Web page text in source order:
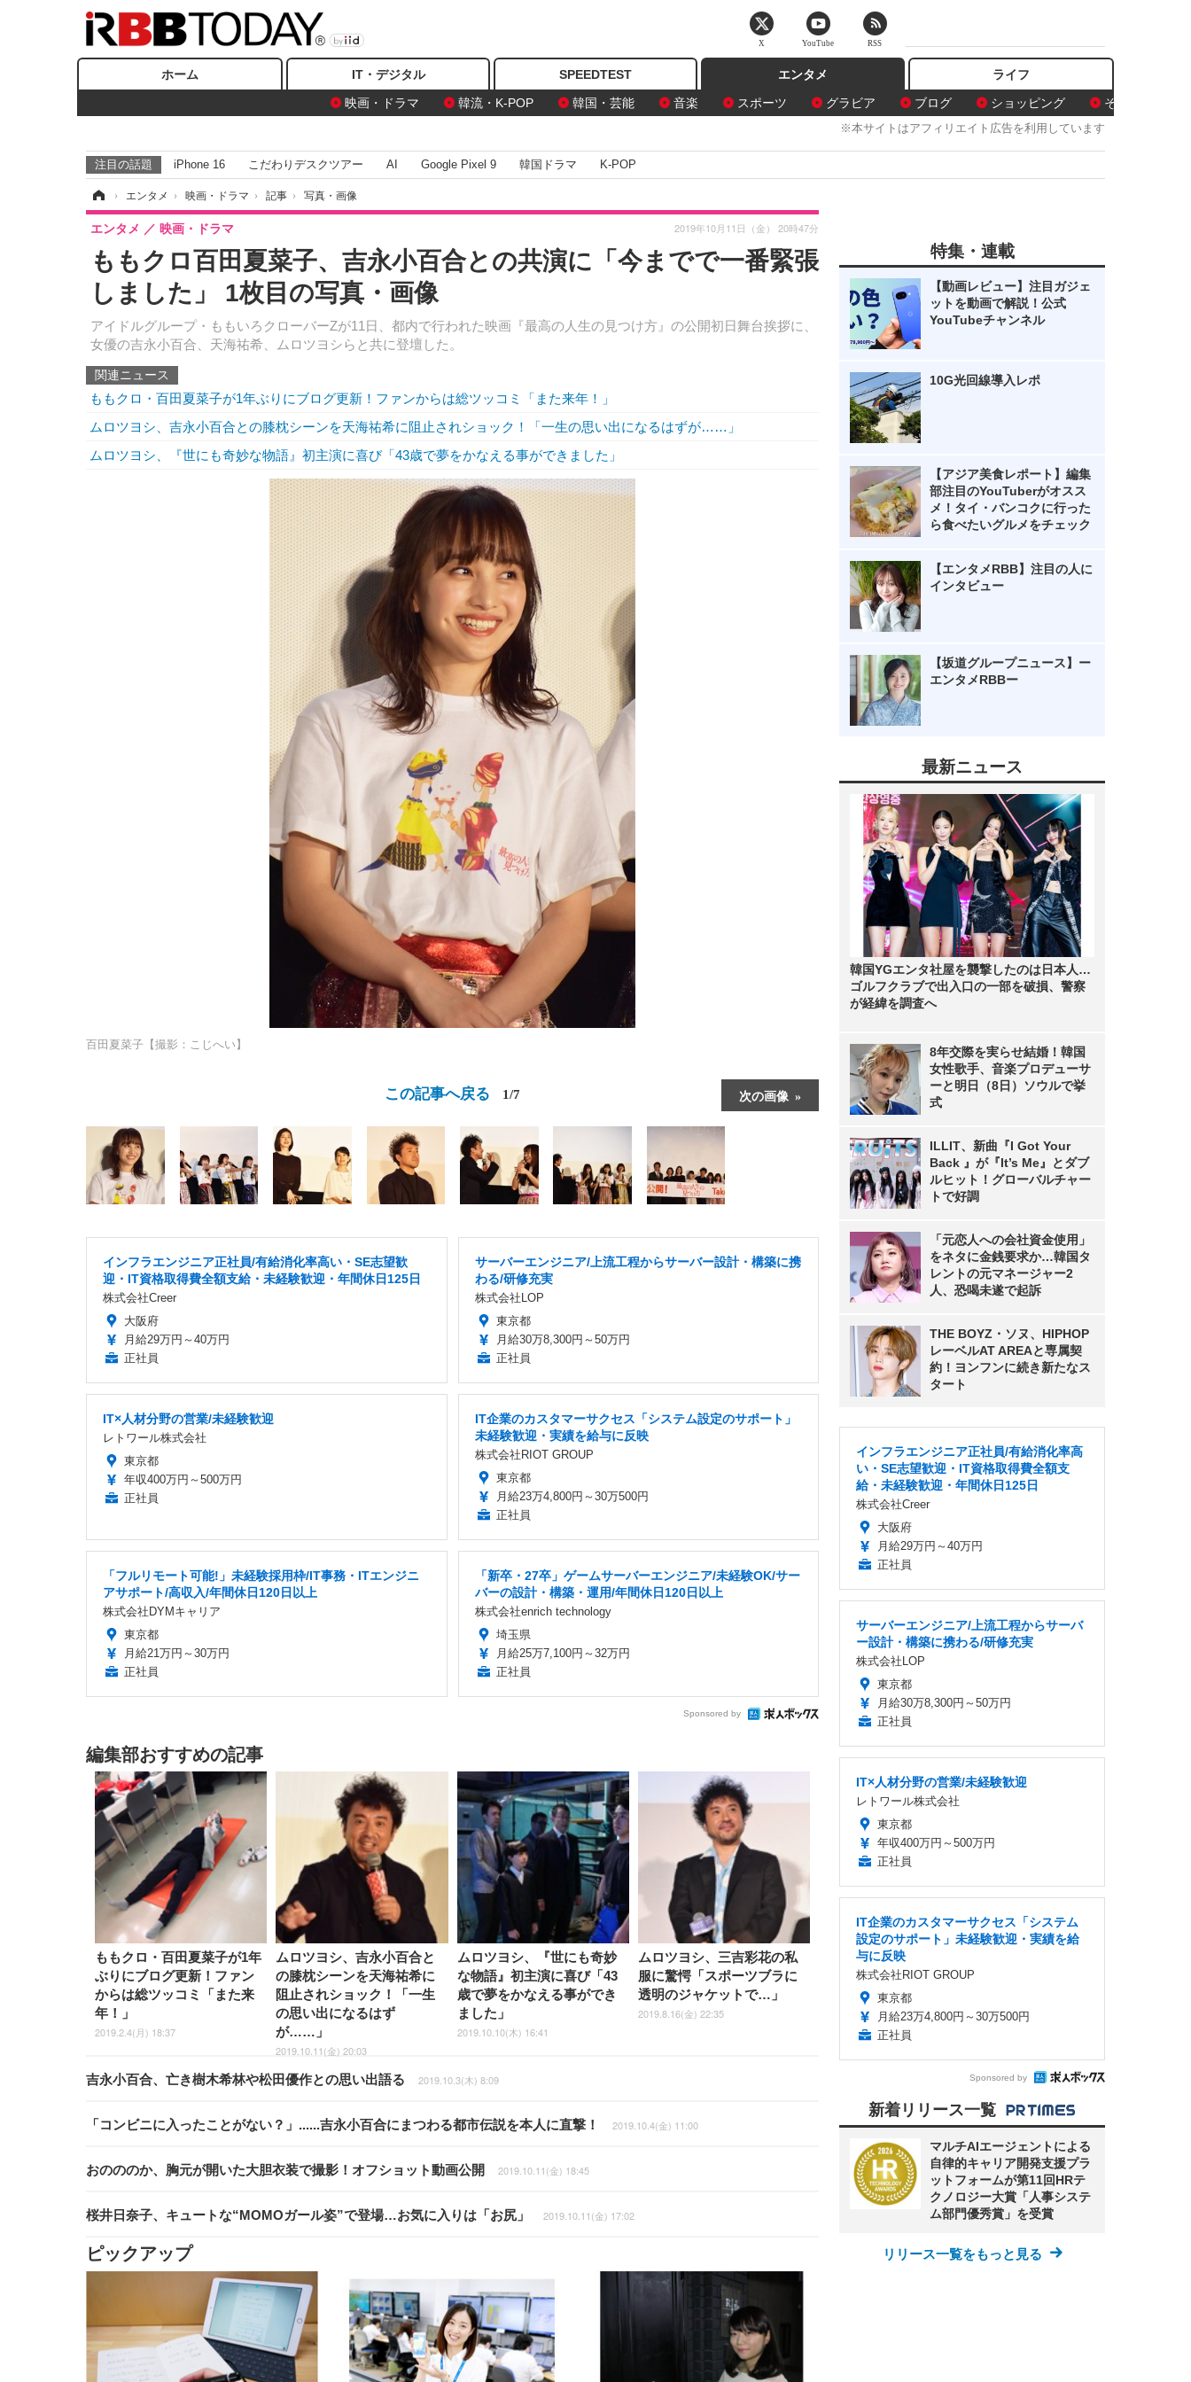
ホーム IT・デジタル SPEEDTEST
エンタメ
映画・ドラマ
韓流・K-POP 韓国・芸能 音楽 スポーツ グラビア ブログ ショッピング その他
ライフ
※本サイトはアフィリエイト広告を利用しています
注目の話題 iPhone 16 こだわりデスクツアー AI Google Pixel 9 韓国ドラマ K-POP
› エンタメ › 映画・ドラマ › 記事 › 写真・画像
ももクロ百田夏菜子、吉永小百合との共演に「今までで一番緊張
しました」 1枚目の写真・画像
アイドルグループ・ももいろクローバーZが11日、都内で行われた映画『最高の人生の見つけ方』の公開初日舞台挨拶に、
女優の吉永小百合、天海祐希、ムロツヨシらと共に登壇した。
エンタメ 映画・ドラマ 2019年10月11日（金） 20時47分
関連ニュース
ももクロ・百田夏菜子が1年ぶりにブログ更新！ファンからは総ツッコミ「また来年！」
ムロツヨシ、吉永小百合との膝枕シーンを天海祐希に阻止されショック！「一生の思い出になるはずが……」
ムロツヨシ、『世にも奇妙な物語』初主演に喜び「43歳で夢をかなえる事ができました」
百田夏菜子【撮影：こじへい】
次の画像
この記事へ戻る 1/7
インフラエンジニア正社員/有給消化率高い・SE志望歓
迎・IT資格取得費全額支給・未経験歓迎・年間休日125日
株式会社Creer
大阪府
月給29万円～40万円
正社員
サーバーエンジニア/上流工程からサーバー設計・構築に携
わる/研修充実
株式会社LOP
東京都
月給30万8,300円～50万円
正社員
IT×人材分野の営業/未経験歓迎
レトワール株式会社
東京都
年収400万円～500万円
正社員
IT企業のカスタマーサクセス「システム設定のサポート」
未経験歓迎・実績を給与に反映
株式会社RIOT GROUP
東京都
月給23万4,800円～30万500円
正社員
「フルリモート可能!」未経験採用枠/IT事務・ITエンジニ
アサポート/高収入/年間休日120日以上
株式会社DYMキャリア
東京都
月給21万円～30万円
正社員
「新卒・27卒」ゲームサーバーエンジニア/未経験OK/サー
バーの設計・構築・運用/年間休日120日以上
株式会社enrich technology
埼玉県
月給25万7,100円～32万円
正社員
Sponsored by
編集部おすすめの記事
ももクロ・百田夏菜子が1年
ぶりにブログ更新！ファン
からは総ツッコミ「また来
年！」
2019.2.4(月) 18:37
ムロツヨシ、吉永小百合と
の膝枕シーンを天海祐希に
阻止されショック！「一生
の思い出になるはず
が……」
2019.10.11(金) 20:03
ムロツヨシ、『世にも奇妙
な物語』初主演に喜び「43
歳で夢をかなえる事ができ
ました」
2019.10.10(木) 16:41
ムロツヨシ、三吉彩花の私
服に驚愕「スポーツブラに
透明のジャケットで…」
2019.8.16(金) 22:35
吉永小百合、亡き樹木希林や松田優作との思い出語る 2019.10.3(木) 8:09
「コンビニに入ったことがない？」......吉永小百合にまつわる都市伝説を本人に直撃！ 2019.10.4(金) 11:00
おのののか、胸元が開いた大胆衣装で撮影！オフショット動画公開 2019.10.11(金) 18:45
桜井日奈子、キュートな“MOMOガール姿”で登場…お気に入りは「お尻」 2019.10.11(金) 17:02
ピックアップ
特集・連載
【動画レビュー】注目ガジェ
ットを動画で解説！公式
YouTubeチャンネル
10G光回線導入レポ
【アジア美食レポート】編集
部注目のYouTuberがオスス
メ！タイ・バンコクに行った
ら食べたいグルメをチェック
【エンタメRBB】注目の人に
インタビュー
【坂道グループニュース】ー
エンタメRBBー
最新ニュース
韓国YGエンタ社屋を襲撃したのは日本人…
ゴルフクラブで出入口の一部を破損、警察
が経緯を調査へ
8年交際を実らせ結婚！韓国
女性歌手、音楽プロデューサ
ーと明日（8日）ソウルで挙
式
ILLIT、新曲『I Got Your
Back 』が『It’s Me』とダブ
ルヒット！グローバルチャー
トで好調
「元恋人への会社資金使用」
をネタに金銭要求か…韓国タ
レントの元マネージャー2
人、恐喝未遂で起訴
THE BOYZ・ソヌ、HIPHOP
レーベルAT AREAと専属契
約！ヨンフンに続き新たなス
タート
インフラエンジニア正社員/有給消化率高
い・SE志望歓迎・IT資格取得費全額支
給・未経験歓迎・年間休日125日
株式会社Creer
大阪府
月給29万円～40万円
正社員
サーバーエンジニア/上流工程からサーバ
ー設計・構築に携わる/研修充実
株式会社LOP
東京都
月給30万8,300円～50万円
正社員
IT×人材分野の営業/未経験歓迎
レトワール株式会社
東京都
年収400万円～500万円
正社員
IT企業のカスタマーサクセス「システム
設定のサポート」未経験歓迎・実績を給
与に反映
株式会社RIOT GROUP
東京都
月給23万4,800円～30万500円
正社員
Sponsored by
新着リリース一覧
マルチAIエージェントによる
自律的キャリア開発支援プラ
ットフォームが第11回HRテ
クノロジー大賞「人事システ
ム部門優秀賞」を受賞
リリース一覧をもっと見る
X YouTube RSS